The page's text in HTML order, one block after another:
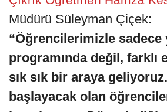
Müdürü Süleyman Çiçek:
“Öğrencilerimizle sadece
programında değil, farklı
sık sık bir araya
başlayacak olan